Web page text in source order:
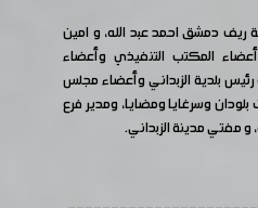
ريف دمشق احمد عبد الله، و امين
المكتب التنفيذي وأعضاء
بلدية الزبداني وأعضاء مجلس
بلودان وسرغايا ومضايا، ومدير فرع
مفتي مدينة الزبداني.